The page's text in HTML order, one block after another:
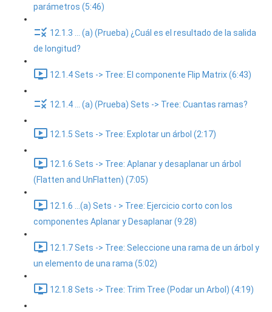
parámetros (5:46)
12.1.3 ... (a) (Prueba) ¿Cuál es el resultado de la salida
de longitud?
12.1.4 Sets -> Tree: El componente Flip Matrix (6:43)
12.1.4 ... (a) (Prueba) Sets -> Tree: Cuantas ramas?
12.1.5 Sets -> Tree: Explotar un árbol (2:17)
12.1.6 Sets -> Tree: Aplanar y desaplanar un árbol
(Flatten and UnFlatten) (7:05)
12.1.6 ...(a) Sets - > Tree: Ejercicio corto con los
componentes Aplanar y Desaplanar (9:28)
12.1.7 Sets -> Tree: Seleccione una rama de un árbol y
un elemento de una rama (5:02)
12.1.8 Sets -> Tree: Trim Tree (Podar un Arbol) (4:19)